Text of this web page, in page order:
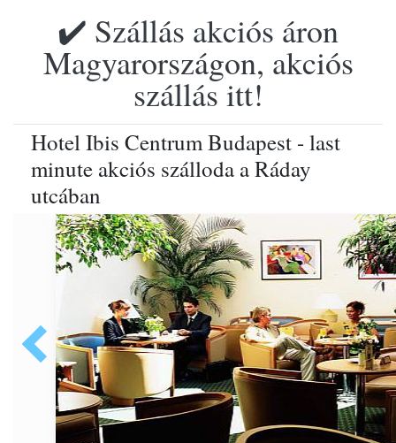
✔️ Szállás akciós áron
Magyarországon, akciós
szállás itt!
Hotel Ibis Centrum Budapest - last
minute akciós szálloda a Ráday
utcában